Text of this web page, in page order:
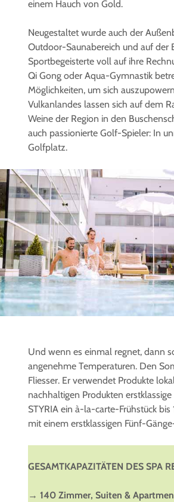
einem Hauch von Gold.
Neugestaltet wurde auch der
Outdoor-Saunabereich und auf der
Sportbegeisterte voll auf ihre
Qi Gong oder Aqua-Gymnastik
Möglichkeiten, um sich
Vulkanlandes lassen sich auf dem
Weine der Region in den
auch passionierte Golf-Spieler: In
Golfplatz.
Und wenn es einmal regnet, dann
angenehme Temperaturen. Den
Fliesser. Er verwendet Produkte
nachhaltigen Produkten
STYRIA ein à-la-carte-Frühstück
mit einem erstklassigen Fünf-
GESAMTKAPAZITÄTEN DES SPA
→ 140 Zimmer, Suiten &